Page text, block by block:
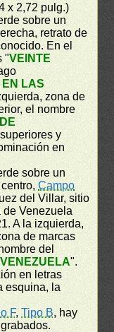
x 2,72 pulg.)
sobre un
retrato de
En el
"VEINTE
EN LAS
zona de
el nombre
y
en
sobre un
centro,Campo
del Villar, sitio
Venezuela
A la izquierda,
de marcas
del
".
en letras
esquina, la
F,Tipo B, hay